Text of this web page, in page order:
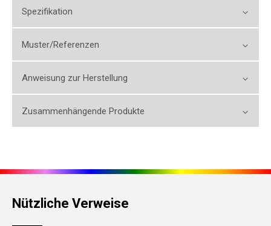
Spezifikation
Muster/Referenzen
Anweisung zur Herstellung
Zusammenhängende Produkte
Nützliche Verweise